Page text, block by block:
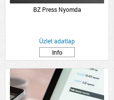
BZ Press Nyomda
Üzlet adatlap
Info